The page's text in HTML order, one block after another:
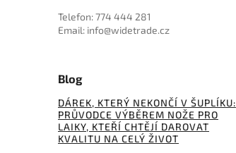
Telefon: 774 444 281
Email: info@widetrade.cz
Blog
DÁREK, KTERÝ NEKONČÍ V ŠUPLÍKU:
PRŮVODCE VÝBĚREM NOŽE PRO
LAIKY, KTEŘÍ CHTĚJÍ DAROVAT
KVALITU NA CELÝ ŽIVOT
NOVINKA
LIMITED
3 453 Kč
–4 %